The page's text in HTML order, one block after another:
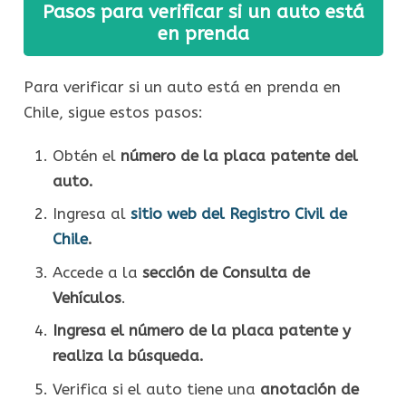
Pasos para verificar si un auto está
en prenda
Para verificar si un auto está en prenda en
Chile, sigue estos pasos:
Obtén el número de la placa patente del
auto.
Ingresa al sitio web del Registro Civil de
Chile.
Accede a la sección de Consulta de
Vehículos.
Ingresa el número de la placa patente y
realiza la búsqueda.
Verifica si el auto tiene una anotación de